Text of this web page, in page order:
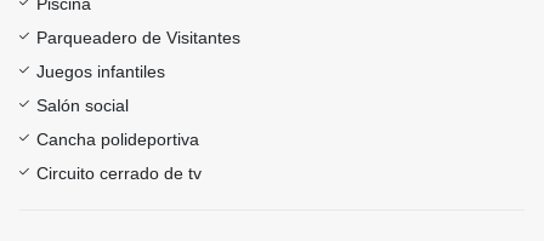
Parqueadero de Visitantes
Juegos infantiles
Salón social
Cancha polideportiva
Circuito cerrado de tv